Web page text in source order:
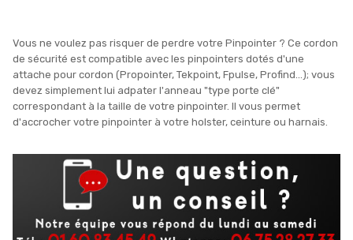
Vous ne voulez pas risquer de perdre votre Pinpointer ? Ce cordon
de sécurité est compatible avec les pinpointers dotés d'une
attache pour cordon (Propointer, Tekpoint, Fpulse, Profind...); vous
devez simplement lui adpater l'anneau "type porte clé"
correspondant à la taille de votre pinpointer. Il vous permet
d'accrocher votre pinpointer à votre holster, ceinture ou harnais.